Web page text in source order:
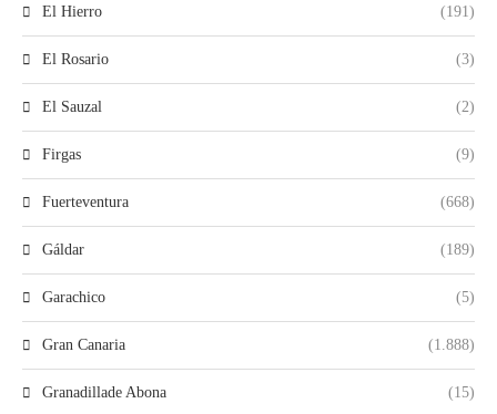
El Hierro (191)
El Rosario (3)
El Sauzal (2)
Firgas (9)
Fuerteventura (668)
Gáldar (189)
Garachico (5)
Gran Canaria (1.888)
Granadillade Abona (15)